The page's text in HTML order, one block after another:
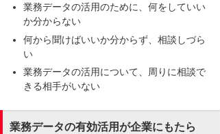
業務データの活用のために、何をしていい
か分からない
何から聞けばいいか分からず、相談しづら
い
業務データの活用について、周りに相談で
きる相手がいない
業務データの有効活用が企業にもたら